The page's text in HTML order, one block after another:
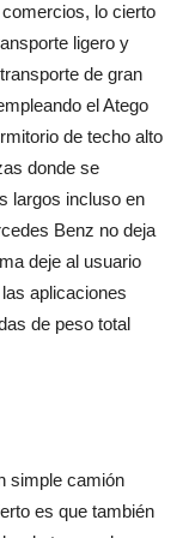
lo cierto
ligero y
de gran
el Atego
de techo alto
donde se
largos incluso en
Benz no deja
deje al usuario
aplicaciones
de peso total
simple camión
es que también